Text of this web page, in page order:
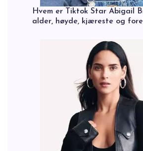
Hvem er Tiktok Star Abigail
alder, høyde, kjæreste og